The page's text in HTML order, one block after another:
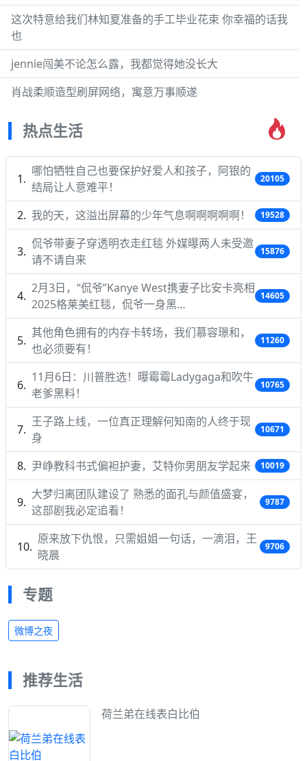
这次特意给我们林知夏准备的手工毕业花束 你幸福的话我
也
jennie闯美不论怎么露，我都觉得她没长大
肖战柔顺造型刷屏网络，寓意万事顺遂
热点生活
哪怕牺牲自己也要保护好爱人和孩子，阿银的
结局让人意难平！
20105
我的天，这溢出屏幕的少年气息啊啊啊啊啊！ 19528
侃爷带妻子穿透明衣走红毯 外媒曝两人未受邀
请不请自来
15876
2月3日，“侃爷”Kanye West携妻子比安卡亮相
2025格莱美红毯，侃爷一身黑…
14605
其他角色拥有的内存卡转场，我们慕容璟和，
也必须要有！
11260
11月6日：川普胜选！曝霉霉Ladygaga和吹牛
老爹黑料！
10765
王子路上线，一位真正理解何知南的人终于现
身
10671
尹峥教科书式偏袒护妻，艾特你男朋友学起来 10019
大梦归离团队建设了 熟悉的面孔与颜值盛宴，
这部剧我必定追看！
9787
原来放下仇恨，只需姐姐一句话，一滴泪，王
晓晨
9706
专题
微博之夜
推荐生活
荷兰弟在线表白比伯